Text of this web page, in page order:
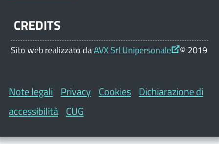
CREDITS
Sito web realizzato daAVX Srl Unipersonale © 2019
Note legali Privacy Cookies Dichiarazione di
accessibilità CUG